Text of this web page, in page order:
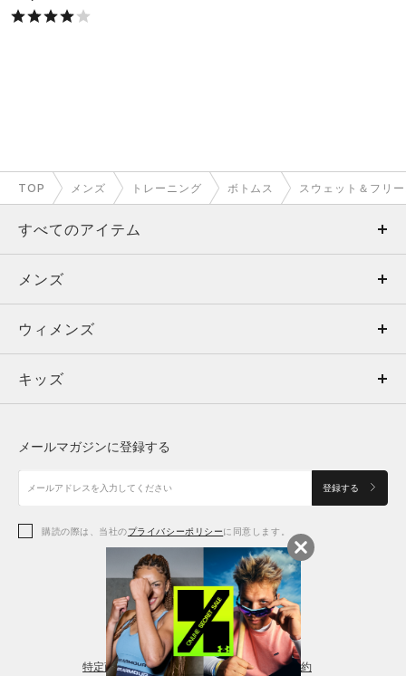
TOP メンズ トレーニング ボトムス スウェット＆フリ
すべてのアイテム
メンズ
ウィメンズ
キッズ
アクセサリー
メンズ
トップス
ボトムス
アクセサリー
ウィメンズ
トップス
シューズ
アクセサリー
レギンス＆タイツ
キッズ
シューズ
メールマガジンに登録する
登録する
購読の際は、当社のプライバシーポリシーに同意します。
特定商取引法に基づく通販の表記 会員規約